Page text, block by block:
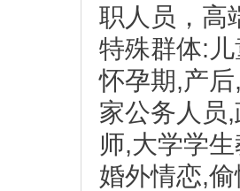
职人员，高
特殊群体:
怀孕期,产后
家公务人员,
师,大学学
婚外情恋,